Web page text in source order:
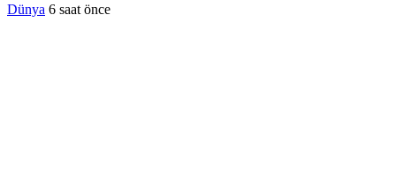
Dünya 6 saat önce